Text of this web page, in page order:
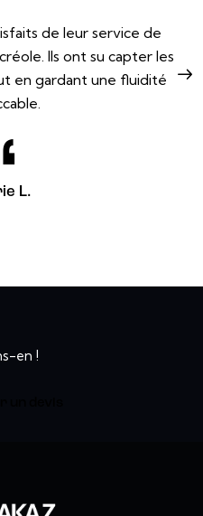
de leur service de
Ils ont su capter les
en gardant une fluidité
L.
en !